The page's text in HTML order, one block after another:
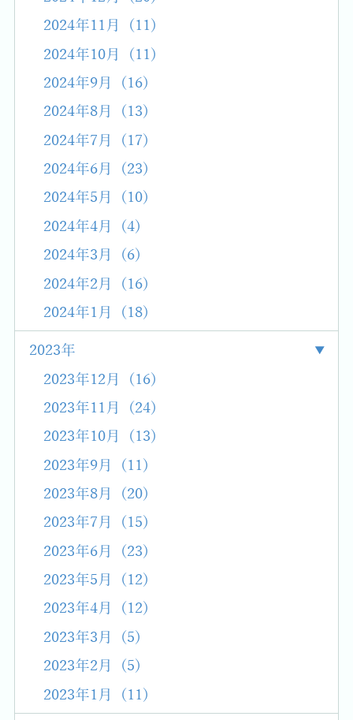
2024年11月 (11)
2024年10月 (11)
2024年9月 (16)
2024年8月 (13)
2024年7月 (17)
2024年6月 (23)
2024年5月 (10)
2024年4月 (4)
2024年3月 (6)
2024年2月 (16)
2024年1月 (18)
2023年
2023年12月 (16)
2023年11月 (24)
2023年10月 (13)
2023年9月 (11)
2023年8月 (20)
2023年7月 (15)
2023年6月 (23)
2023年5月 (12)
2023年4月 (12)
2023年3月 (5)
2023年2月 (5)
2023年1月 (11)